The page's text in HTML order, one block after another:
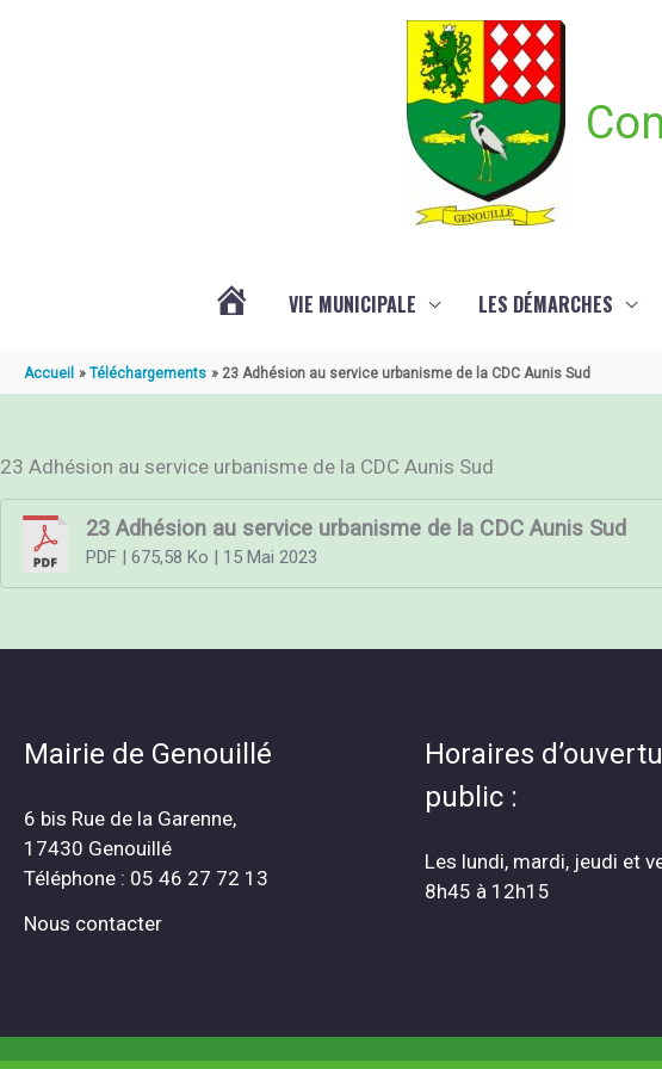
GENOUILLÉ
VIE MUNICIPALE LES DÉMARCHES
Accueil Téléchargements 23 Adhésion au service urbanisme de la CDC Aunis Sud
23 Adhésion au service urbanisme de la CDC Aunis Sud
23 Adhésion au service urbanisme de la CDC Aunis Sud
PDF| 675,58 Ko | 15 Mai 2023
Mairie de Genouillé
6 bis Rue de la Garenne,
17430 Genouillé
Téléphone : 05 46 27 72 13
Nous contacter
Horaires
public :
Les lundi, mardi, jeudi et
8h45 à 12h15